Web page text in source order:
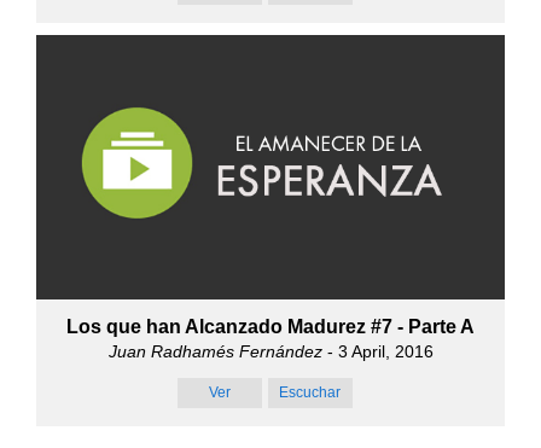
Los que han Alcanzado Madurez #7 - Parte A
Juan Radhamés Fernández- 3 April, 2016
Ver Escuchar